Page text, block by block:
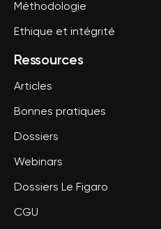
Méthodologie
Ethique et intégrité
Ressources
Articles
Bonnes pratiques
Dossiers
Webinars
Dossiers Le Figaro
CGU